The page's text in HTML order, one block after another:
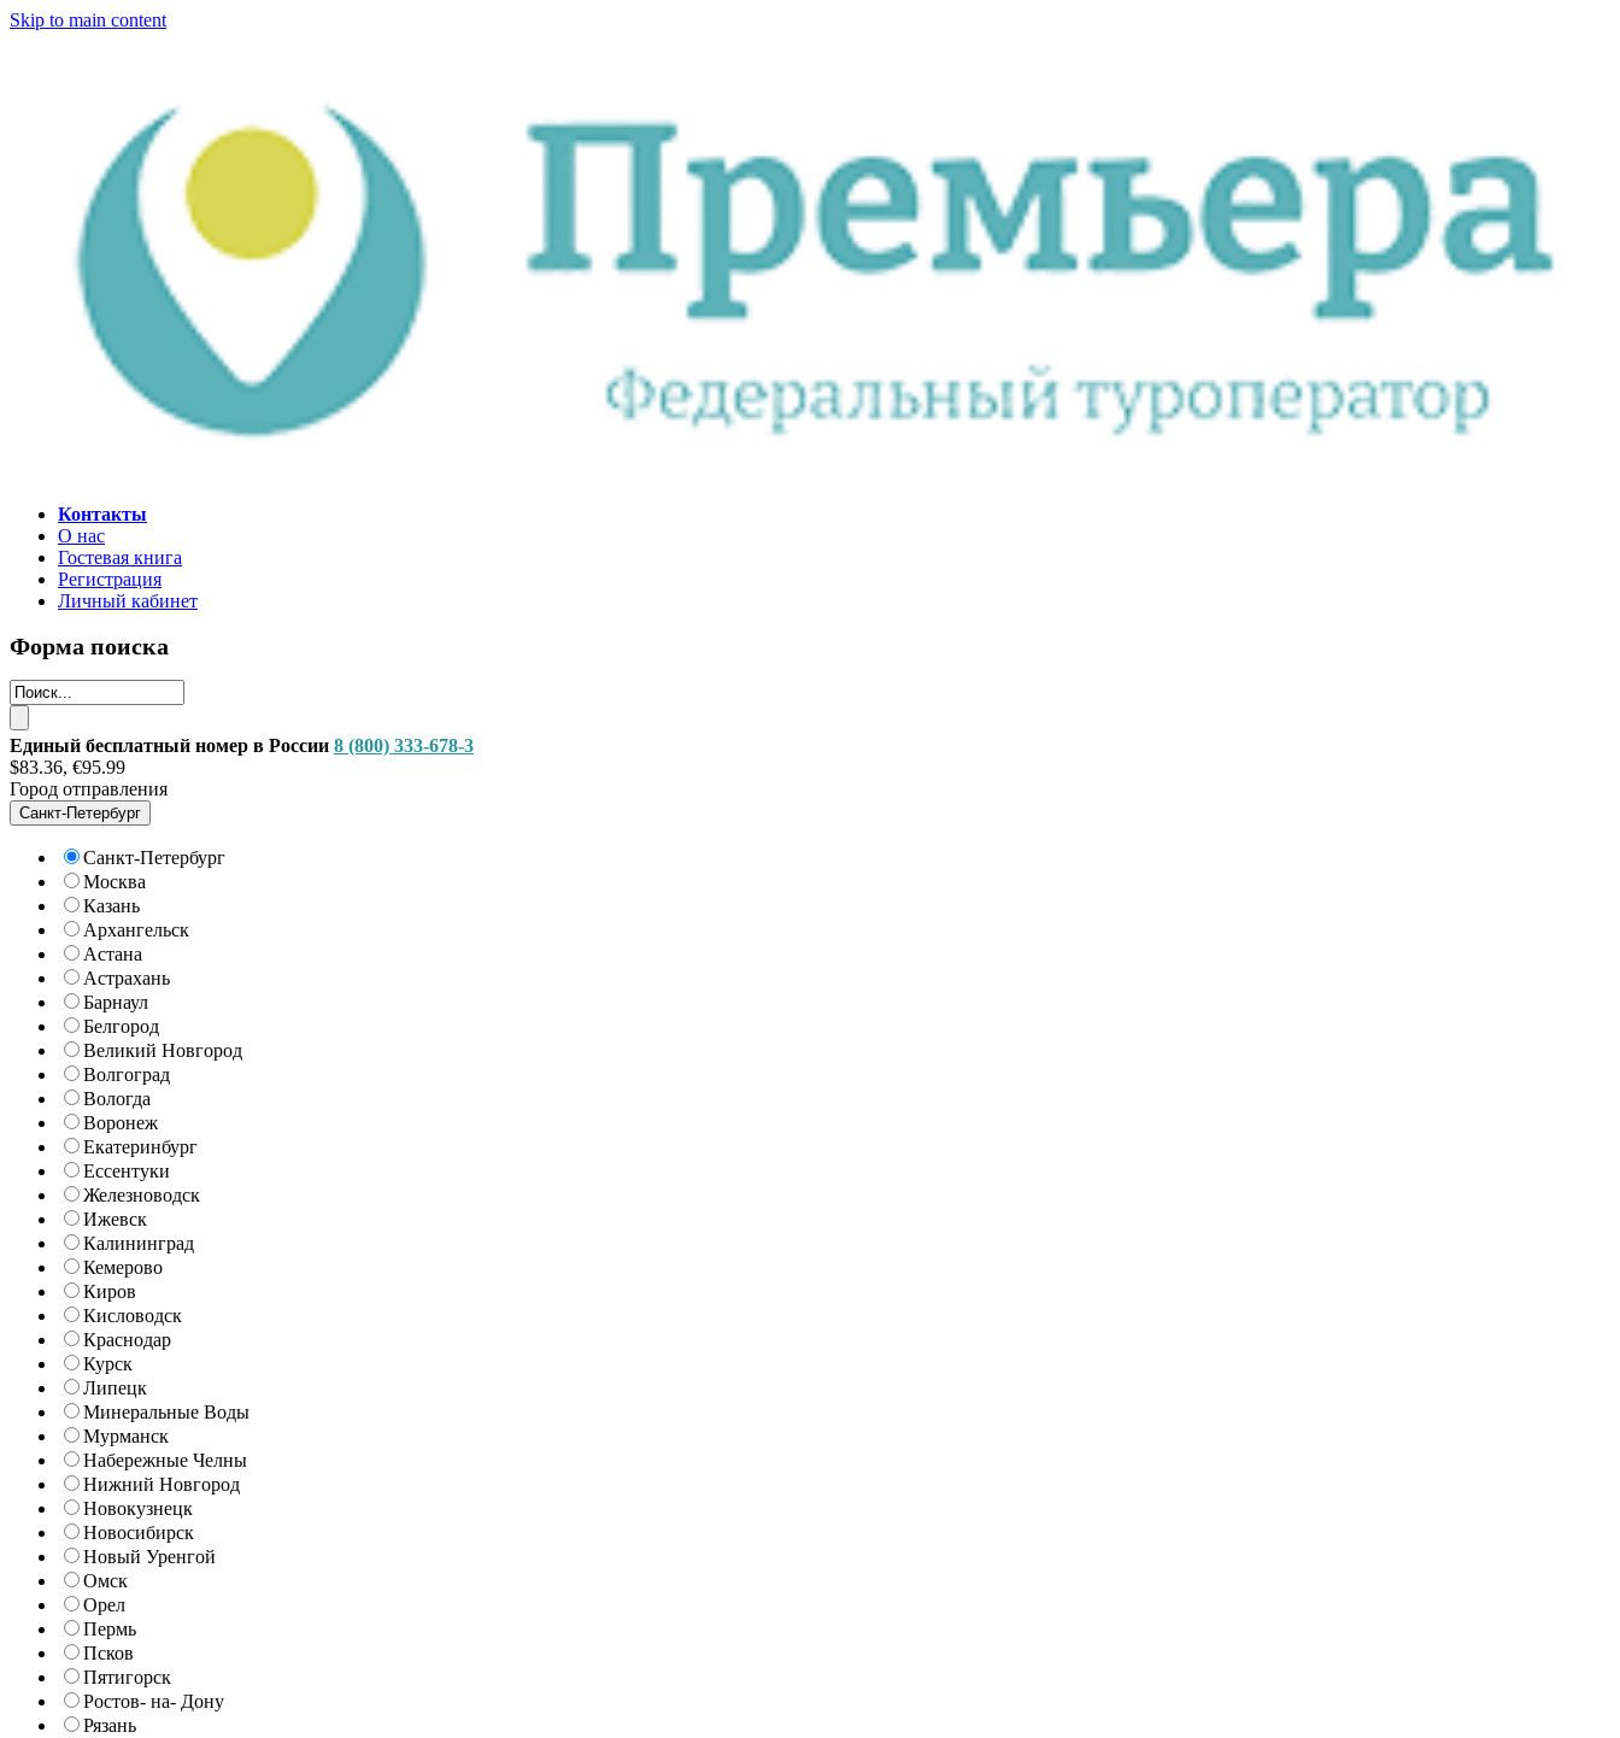
Skip to main content
Контакты
О нас
Гостевая книга
Регистрация
Личный кабинет
Форма поиска
Единый бесплатный номер в России 8 (800) 333-678-3
$83.36, €95.99
Город отправления
Санкт-Петербург
Санкт-Петербург
Москва
Казань
Архангельск
Астана
Астрахань
Барнаул
Белгород
Великий Новгород
Волгоград
Вологда
Воронеж
Екатеринбург
Ессентуки
Железноводск
Ижевск
Калининград
Кемерово
Киров
Кисловодск
Краснодар
Курск
Липецк
Минеральные Воды
Мурманск
Набережные Челны
Нижний Новгород
Новокузнецк
Новосибирск
Новый Уренгой
Омск
Орел
Пермь
Псков
Пятигорск
Ростов- на- Дону
Рязань